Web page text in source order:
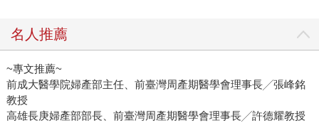
名人推薦
~專文推薦~
前成大醫學院婦產部主任、前臺灣周產期醫學會理事長╱張峰銘
教授
高雄長庚婦產部部長、前臺灣周產期醫學會理事長╱許德耀教授